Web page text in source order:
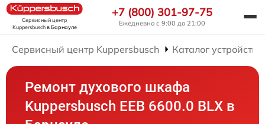
Сервисный центр
Kuppersbuschв Барнауле
+7 (800) 301-97-75
Ежедневно с 9:00 до 21:00
Сервисный центр Kuppersbusch Каталог устройств
Ремонт духового шкафа
Kuppersbusch EEB 6600.0 BLX в